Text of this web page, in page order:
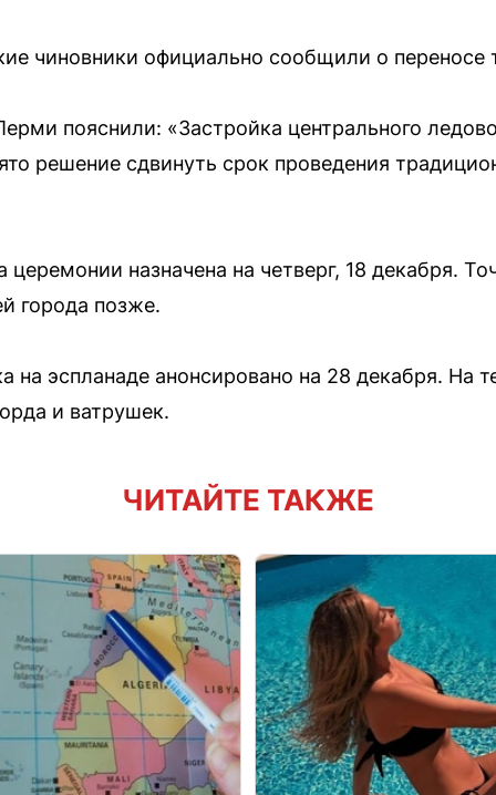
чиновники официально сообщили о переносе
пояснили: «Застройка центрального
решение сдвинуть срок проведения
церемонии назначена на четверг, 18 декабря.
города позже.
на эспланаде анонсировано на 28 декабря. На
и ватрушек.
ЧИТАЙТЕ ТАКЖЕ